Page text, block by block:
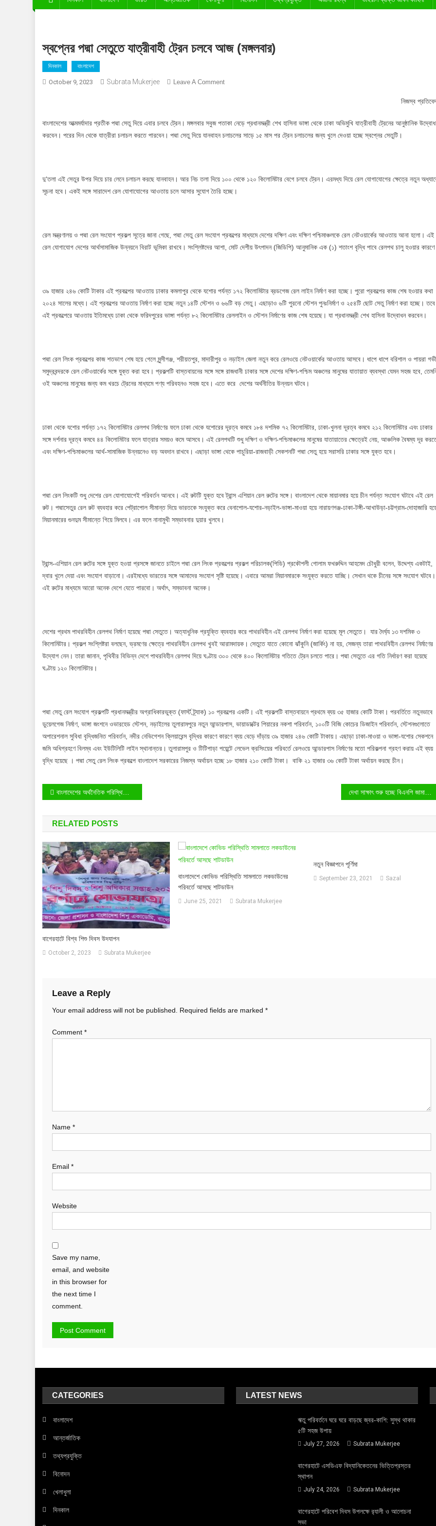
স্বপ্নের পদ্মা সেতুতে যাত্রীবাহী ট্রেন চলবে আজ (মঙ্গলবার)
দিনকাল বাংলাদেশ
October 9, 2023 Subrata Mukerjee Leave A CommentOn
যাত্রীবাহী
ট্রেন
নিজস্ব
বাংলাদেশের আত্মমর্যাদার প্রতীক পদ্মা সেতু দিয়ে এবার চলবে ট্রেন। মঙ্গলবার সবুজ পতাকা নেড়ে প্রধানমন্ত্রী শেখ হাসিনা ভাঙ্গা থেকে ঢাকা অভিমুখি যাত্রীবাহী ট্রেনের আনুষ্ঠানিক
করবেন। পরের দিন থেকে যাত্রীরা চলাচল করতে পারবেন। পদ্মা সেতু দিয়ে যানবাহন চলাচলের সাড়ে ১৫ মাস পর ট্রেন চলাচলের জন্য খুলে দেওয়া হচ্ছে স্বপ্নের সেতুটি।
দু’তলা এই সেতুর উপর দিয়ে চার লেনে চলাচল করছে যানবাহন। আর নিচ তলা দিয়ে ১০০ থেকে ১২০ কিলোমিটার বেগে চলবে ট্রেন। এরমধ্য দিয়ে রেল যোগাযোগের ক্ষেত্রে নতুন
সূচনা হবে। একই সঙ্গে সারাদেশ রেল যোগাযোগের আওতায় চলে আসার সুযোগ তৈরি হচ্ছে।
রেল মন্ত্রণালয় ও পদ্মা রেল সংযোগ প্রকল্প সূত্রে জানা গেছে, পদ্মা সেতু রেল সংযোগ প্রকল্পের মাধ্যমে দেশের দক্ষিণ এবং দক্ষিণ পশ্চিমাঞ্চলকে রেল নেটওয়ার্কের আওতায় আনা হলো। এই
রেল যোগাযোগ দেশের আর্থসামাজিক উন্নয়নে বিরাট ভূমিকা রাখবে। সংশ্লিষ্টদের আশা, মোট দেশীয় উৎপাদন (জিডিপি) আনুমানিক এক (১) শতাংশ বৃদ্ধি পাবে রেলপথ চালু হওয়ার
৩৯ হাজার ২৪৬ কোটি টাকার এই প্রকল্পের আওতায় ঢাকার কমলাপুর থেকে যশোর পর্যন্ত ১৭২ কিলোমিটার ব্রডগেজ রেল লাইন নির্মাণ করা হচ্ছে। পুরো প্রকল্পের কাজ শেষ হওয়ার কথা
২০২৪ সালের মধ্যে। এই প্রকল্পের আওতায় নির্মাণ করা হচ্ছে নতুন ১৪টি স্টেশন ও ৬৬টি বড় সেতু। এছাড়াও ৬টি পুরনো স্টেশন পুনঃনির্মাণ ও ২৫৪টি ছোট সেতু নির্মাণ করা হচ্ছে। তবে
এই প্রকল্পেরে আওতায় ইতিমধ্যে ঢাকা থেকে ফরিদপুরের ভাঙ্গা পর্যন্ত ৮২ কিলোমিটার রেললাইন ও স্টেশন নির্মাণের কাজ শেষ হয়েছে। যা প্রধানমন্ত্রী শেখ হাসিনা উদ্বোধন করবেন।
পদ্মা রেল লিংক প্রকল্পের কাজ শতভাগ শেষ হয়ে গেলে মুন্সীগঞ্জ, শরীয়তপুর, মাদারীপুর ও নড়াইল জেলা নতুন করে রেলওয়ে নেটওয়ার্কের আওতায় আসবে। ধাপে ধাপে বরিশাল ও পায়রা
সমুদ্রবন্দরকে রেল নেটওয়ার্কের সঙ্গে যুক্ত করা হবে। প্রকল্পটি বাস্তবায়নের সঙ্গে সঙ্গে রাজধানী ঢাকার সঙ্গে দেশের দক্ষিণ-পশ্চিম অঞ্চলের মানুষের যাতায়াত ব্যবস্থা যেমন সহজ হবে,
ওই অঞ্চলের মানুষের জন্য কম খরচে ট্রেনের মাধ্যমে পণ্য পরিবহনও সহজ হবে। এতে করে দেশের অর্থনীতির উন্নয়ন ঘটবে।
ঢাকা থেকে যশোর পর্যন্ত ১৭২ কিলোমিটার রেলপথ নির্মাণের ফলে ঢাকা থেকে যশোরের দূরত্ব কমবে ১৮৪ দশমিক ৭২ কিলোমিটার, ঢাকা-খুলনা দূরত্ব কমবে ২১২ কিলোমিটার এবং ঢাকার
সঙ্গে দর্শনার দূরত্ব কমবে ৪৪ কিলোমিটার ফলে যাত্রার সময়ও কমে আসবে। এই রেলপথটি শুধু দক্ষিণ ও দক্ষিণ-পশ্চিমাঞ্চলের মানুষের যাতায়াতের ক্ষেত্রেই নেয়, আঞ্চলিক বৈষম্য দূর
এবং দক্ষিণ-পশ্চিমাঞ্চলের আর্থ-সামাজিক উন্নয়নেও বড় অবদান রাখবে। এছাড়া ভাঙ্গা থেকে পাচুরিয়া-রাজবাড়ী সেকশনটি পদ্মা সেতু হয়ে সরাসরি ঢাকার সঙ্গে যুক্ত হবে।
পদ্মা রেল লিংকটি শুধু দেশের রেল যোগাযোগেই পরিবর্তন আনবে। এই রুটটি যুক্ত হবে ট্রান্স এশিয়ান রেল রুটের সঙ্গে। বাংলাদেশ থেকে মায়ানমার হয়ে চীন পর্যন্ত সংযোগ ঘটাবে এই রেল
রুট। পদ্মাসেতুর রেল রুট ব্যবহার করে পেট্রাপোল সীমান্ত দিয়ে ভারতকে সংযুক্ত করে বেনাপোল-যশোর-নড়াইল-ভাঙ্গা-মাওয়া হয়ে নারায়ণগঞ্জ-ঢাকা-টঙ্গী-আখাউড়া-চট্টগ্রাম-দোহাজারি
মিয়ানমারের গুনদুম সীমান্তে গিয়ে মিলবে। এর ফলে নানামুখী সম্ভাবনার দুয়ার খুলবে।
ট্রান্স-এশিয়ান রেল রুটের সঙ্গে যুক্ত হওয়া প্রসঙ্গে জানতে চাইলে পদ্মা রেল লিংক প্রকল্পের প্রকল্প পরিচালক(পিডি) প্রকৌশলী গোলাম ফখরুদ্দিন আহমেদ চৌধুরী বলেন, উদ্দেশ্য একটাই,
দ্বার খুলে দেয়া এবং সংযোগ বাড়ানো। এরইমধ্যে ভারতের সঙ্গে আমাদের সংযোগ সৃষ্টি হয়েছে। এবারে আমরা মিয়ানমারকে সংযুক্ত করতে যাচ্ছি। সেখান থকে চীনের সঙ্গে সংযোগ ঘটবে।
এই রুটের মাধ্যমে আরো অনেক দেশে যেতে পারবো। অর্থাৎ, সম্ভাবনা অনেক।
দেশের প্রথম পাথরবিহীন রেলপথ নির্মাণ হয়েছে পদ্মা সেতুতে। অত্যাধুনিক প্রযুক্তি ব্যবহার করে পাথরবিহীন এই রেলপথ নির্মাণ করা হয়েছে মূল সেতুতে। যার দৈর্ঘ্য ১৩ দশমিক ৩
কিলোমিটার। প্রকল্প সংশ্লিষ্টরা বলছেন, ভ্রমণের ক্ষেত্রে পাথরবিহীন রেলপথ খুবই আরামদায়ক। সেতুতে যাতে কোনো ঝাঁকুনি (জার্কিং) না হয়, সেজন্য তারা পাথরবিহীন রেলপথ নির্মাণের
উদ্যোগ নেন। তারা জানান, পৃথিবীর বিভিন্ন দেশে পাথরবিহীন রেলপথ দিয়ে ঘণ্টায় ৩০০ থেকে ৪০০ কিলোমিটার গতিতে ট্রেন চলতে পারে। পদ্মা সেতুতে এর গতি নির্ধারণ করা হয়েছে
ঘণ্টায় ১২০ কিলোমিটার।
পদ্মা সেতু রেল সংযোগ প্রকল্পটি প্রধানমন্ত্রীর অগ্রাধিকারভুক্ত (ফার্স্ট ট্র্যাক) ১০ প্রকল্পের একটি। এই প্রকল্পটি বাস্তবায়নে প্রথমে ব্যয় ৩৫ হাজার কোটি টাকা। পরবর্তিতে নতুনভাবে
ডুয়েলগেজ নির্মাণ, ভাঙ্গা জংশনে ওভারহেড স্টেশন, নড়াইলের তুলারামপুরে নতুন আন্ডারপাস, ভায়াডাক্টের পিয়ারের নকশা পরিবর্তন, ১০০টি বিজি কোচের ডিজাইন পরিবর্তন, স্টেশনগুলোতে
অপারেশনাল সুবিধা বৃদ্ধিজনিত পরিবর্তন, নদীর নেভিগেশন ক্লিয়ারেন্স বৃদ্ধির কারণে কারণে ব্যয় বেড়ে দাঁড়ায় ৩৯ হাজার ২৪৬ কোটি টাকায়। এছাড়া ঢাকা-মাওয়া ও ভাঙ্গা-যশোর সেকশনে
জমি অধিগ্রহণে বিলম্ব এবং ইউটিলিটি লাইন স্থানান্তর। তুলারামপুর ও টিটিপাড়া পয়েন্টে লেভেল ক্রসিংয়ের পরিবর্তে রেলওয়ে আন্ডারপাস নির্মাণের মতো পরিকল্পনা গ্রহণ করায় এই ব্যয়
বৃদ্ধি হয়েছে । পদ্মা সেতু রেল লিংক প্রকল্পে বাংলাদেশ সরকারের নিজস্ব অর্থায়ন হচ্ছে ১৮ হাজার ২১০ কোটি টাকা। বাকি ২১ হাজার ৩৬ কোটি টাকা অর্থায়ন করছে চীন।
Post
navigation
বাংলাদেশের অর্থনৈতিক পরিস্থিতি কখনও শ্রীলঙ্কা হবে না: রেহমান সোবহান
RELATED POSTS
বাগেরহাটে বিশ্ব শিশু দিবস উদযাপন
October 2, 2023 Subrata Mukerjee
বাংলাদেশে কোভিড পরিস্থিতি সামলাতে লকডাউনের
পরিবর্তে আসছে শাটডাউন
June 25, 2021 Subrata Mukerjee
নতুন বিজ্ঞাপনে পূর্ণিমা
September 23, 2021 Sazal
Leave a Reply
Your email address will not be published. Required fields are marked *
Comment *
Name *
Email *
Website
Save my name,
email, and website
in this browser for
the next time I
comment.
CATEGORIES
বাংলাদেশ
আন্তর্জাতিক
তথ্যপ্রযুক্তি
বিনোদন
খেলাধুলা
দিনকাল
LATEST NEWS
ঋতু পরিবর্তনে ঘরে ঘরে বাড়ছে জ্বর-কাশি: সুস্থ থাকার
৫টি সহজ উপায়
July 27, 2026 Subrata Mukerjee
বাগেরহাটে এসডিএফ বিদ্যানিকেতনের ভিত্তিপ্রস্তর
স্থাপন
July 24, 2026 Subrata Mukerjee
বাগেরহাটে পরিবেশ দিবস উপলক্ষে র‌্যালী ও আলোচনা
সভা